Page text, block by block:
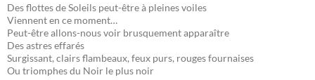
Des flottes de Soleils peut-être à pleines voiles
Viennent en ce moment…
Peut-être allons-nous voir brusquement apparaître
Des astres effarés
Surgissant, clairs flambeaux, feux purs, rouges fournaises
Ou triomphes du Noir le plus noir